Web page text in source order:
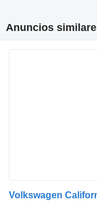
Anuncios
Volkswagen